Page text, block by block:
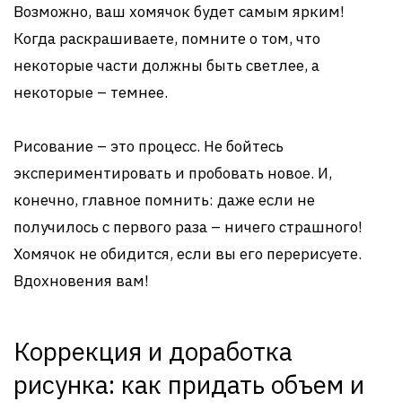
Возможно, ваш хомячок будет самым ярким!
Когда раскрашиваете, помните о том, что
некоторые части должны быть светлее, а
некоторые – темнее.
Рисование – это процесс. Не бойтесь
экспериментировать и пробовать новое. И,
конечно, главное помнить: даже если не
получилось с первого раза – ничего страшного!
Хомячок не обидится, если вы его перерисуете.
Вдохновения вам!
Коррекция и доработка
рисунка: как придать объем и